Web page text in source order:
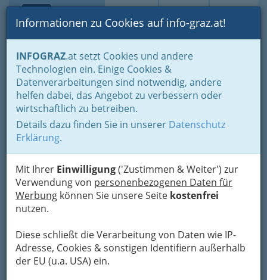
Suche Login Toggle
Informationen zu Cookies auf info-graz.at!
INFOGRAZ.at setzt Cookies und andere
Technologien ein. Einige Cookies &
Datenverarbeitungen sind notwendig, andere
helfen dabei, das Angebot zu verbessern oder
wirtschaftlich zu betreiben.
Details dazu finden Sie in unserer Datenschutz
Erklärung.
Mit Ihrer Einwilligung('Zustimmen & Weiter') zur
Verwendung von personenbezogenen Daten für
Werbung können Sie unsere Seite kostenfrei
nutzen.
Diese schließt die Verarbeitung von Daten wie IP-
Adresse, Cookies & sonstigen Identifiern außerhalb
der EU (u.a. USA) ein.
Home Gastronomie Kriterien Auswahl Mittagsmenüs Online
Zu den 3 Goldenen Kugeln
Heinrichstraße - Kraemer-
Stangl Gesellschaft m.b.H.
Heinrichstraße 18, 8010 Graz
+43 316 361 636
Adresse mit Google Maps anschauen